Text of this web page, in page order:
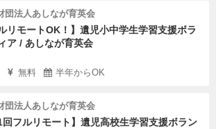
団法人あしなが育英会
ルリモートOK！】遺児小中学生学習支援ボラ
ア / あしなが育英会
無料 半年からOK
団法人あしなが育英会
1回フルリモート】遺児高校生学習支援ボラン